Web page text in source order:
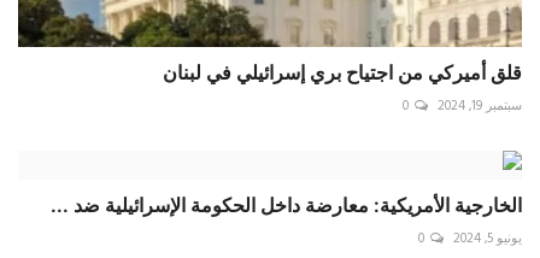
قلق أميركي من اجتياح بري إسرائيلي في لبنان
سبتمبر 19, 2024 0
الخارجية الأمريكية: معارضة داخل الحكومة الإسرائيلية ضد ...
يونيو 5, 2024 0